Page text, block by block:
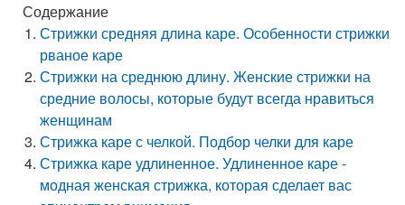
Содержание
Стрижки средняя длина каре. Особенности стрижки
рваное каре
Стрижки на среднюю длину. Женские стрижки на
средние волосы, которые будут всегда нравиться
женщинам
Стрижка каре с челкой. Подбор челки для каре
Стрижка каре удлиненное. Удлиненное каре -
модная женская стрижка, которая сделает вас